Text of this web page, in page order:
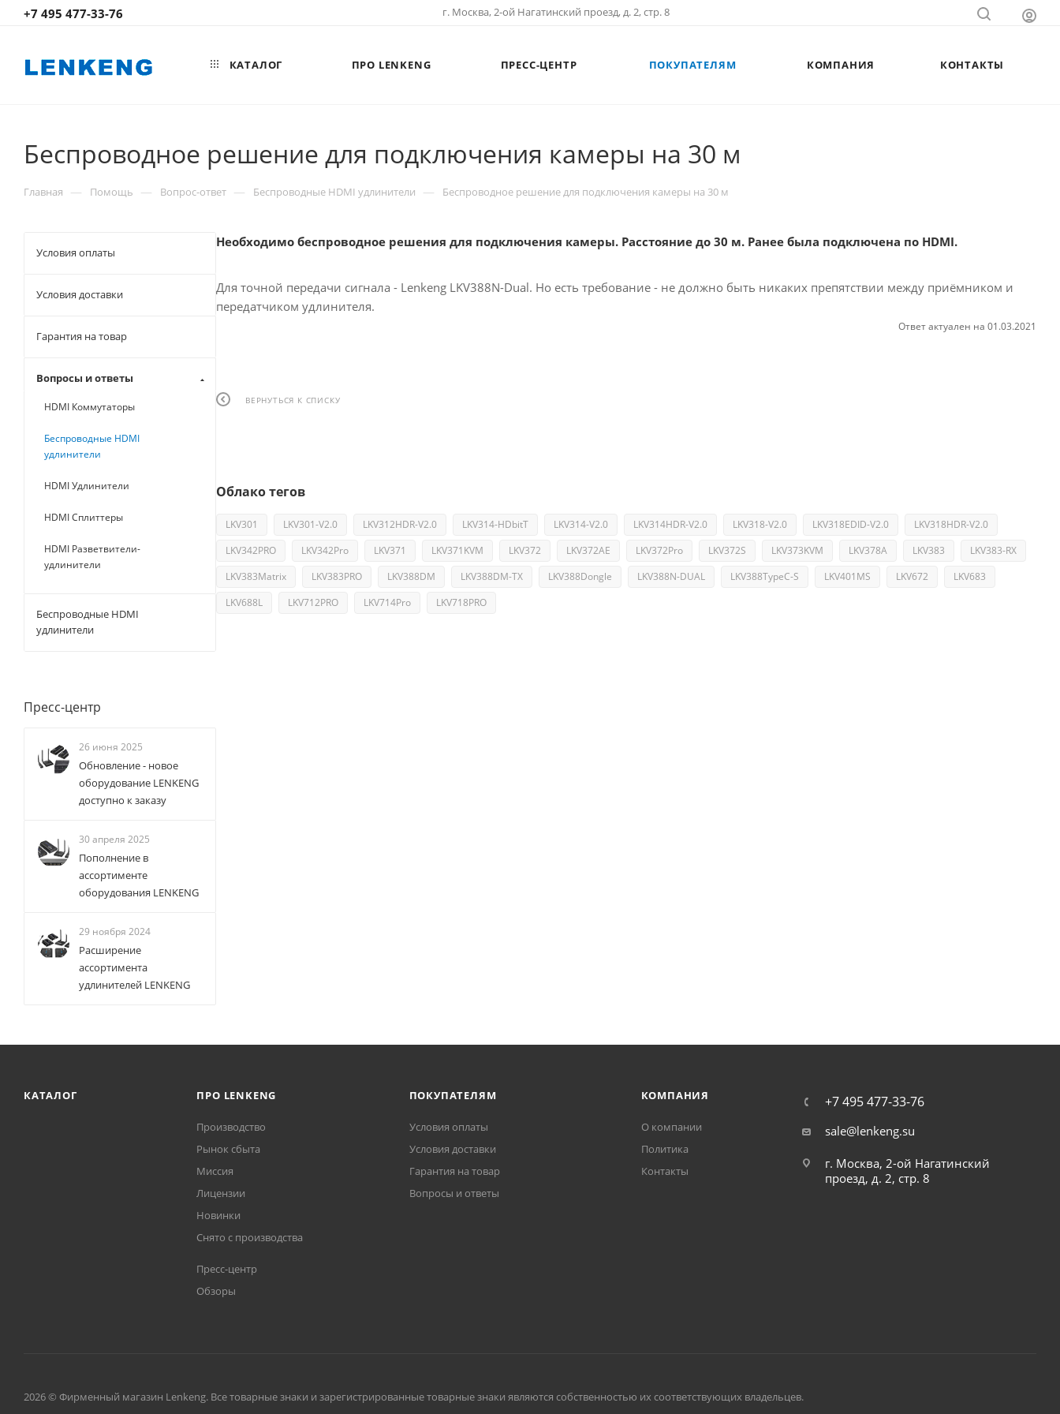
+7 495 477-33-76 г. Москва, 2-ой Нагатинский проезд, д. 2, стр. 8
КАТАЛОГ ПРО LENKENG ПРЕСС-ЦЕНТР ПОКУПАТЕЛЯМ КОМПАНИЯ КОНТАКТЫ
Беспроводное решение для подключения камеры на 30 м
Главная — Помощь — Вопрос-ответ — Беспроводные HDMI удлинители — Беспроводное решение для подключения камеры на 30 м
Необходимо беспроводное решения для подключения камеры. Расстояние до 30 м. Ранее была подключена по HDMI.
Для точной передачи сигнала - Lenkeng LKV388N-Dual. Но есть требование - не должно быть никаких препятствии между приёмником и
передатчиком удлинителя.
Ответ актуален на 01.03.2021
ВЕРНУТЬСЯ К СПИСКУ
Облако тегов
LKV301 LKV301-V2.0 LKV312HDR-V2.0 LKV314-HDbitT LKV314-V2.0 LKV314HDR-V2.0 LKV318-V2.0 LKV318EDID-V2.0
LKV318HDR-V2.0
LKV342PRO
LKV342Pro LKV371 LKV371KVM LKV372 LKV372AE LKV372Pro LKV372S LKV373KVM LKV378A LKV383
LKV383-RX
LKV383Matrix
LKV383PRO LKV388DM LKV388DM-TX LKV388Dongle LKV388N-DUAL LKV388TypeC-S LKV401MS LKV672
LKV683
LKV688L
LKV712PRO LKV714Pro LKV718PRO
Условия оплаты
Условия доставки
Гарантия на товар
Вопросы и ответы
HDMI Коммутаторы
Беспроводные HDMI
удлинители
HDMI Удлинители
HDMI Сплиттеры
HDMI Разветвители-
удлинители
Беспроводные HDMI
удлинители
Пресс-центр
26 июня 2025
Обновление - новое
оборудование LENKENG
доступно к заказу
30 апреля 2025
Пополнение в
ассортименте
оборудования LENKENG
29 ноября 2024
Расширение
ассортимента
удлинителей LENKENG
КАТАЛОГ ПРО LENKENG
Производство
Рынок сбыта
Миссия
Лицензии
Новинки
Снято с производства
Пресс-центр
Обзоры
ПОКУПАТЕЛЯМ
Условия оплаты
Условия доставки
Гарантия на товар
Вопросы и ответы
КОМПАНИЯ
О компании
Политика
Контакты
+7 495 477-33-76
sale@lenkeng.su
г. Москва, 2-ой Нагатинский
проезд, д. 2, стр. 8
2026 © Фирменный магазин Lenkeng. Все товарные знаки и зарегистрированные товарные знаки являются собственностью их соответствующих владельцев.